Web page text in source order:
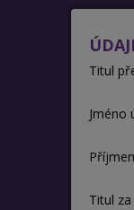
Titul
Jméno
Titul za